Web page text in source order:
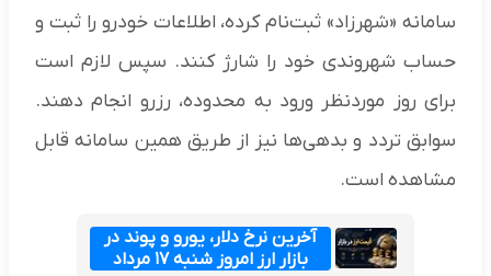
سامانه «شهرزاد» ثبت‌نام کرده، اطلاعات خودرو را ثبت و
حساب شهروندی خود را شارژ کنند. سپس لازم است
برای روز موردنظر ورود به محدوده، رزرو انجام دهند.
سوابق تردد و بدهی‌ها نیز از طریق همین سامانه قابل
مشاهده است.
آخرین نرخ دلار، یورو و پوند در
بازار ارز امروز شنبه ۱۷ مرداد